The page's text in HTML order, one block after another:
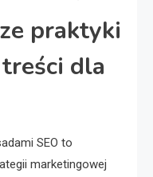
praktyki
dla
SEO to
marketingowej